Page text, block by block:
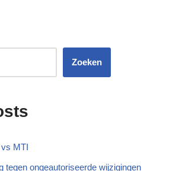
Zoeken
MTI
tegen ongeautoriseerde wijzigingen